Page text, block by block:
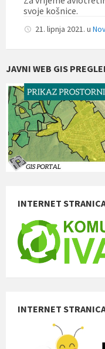
svoje košnice.
21. lipnja 2021. u
JAVNI WEB GIS
INTERNET
INTERNET